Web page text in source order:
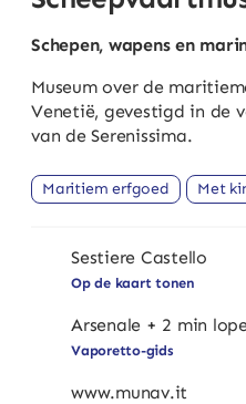
Schepen, wapens en
Museum over de
Venetië, gevestigd in de
van de Serenissima.
Maritiem erfgoed Met
Sestiere Castello
Op de kaart tonen
Arsenale + 2 min
Vaporetto-gids
www.munav.it